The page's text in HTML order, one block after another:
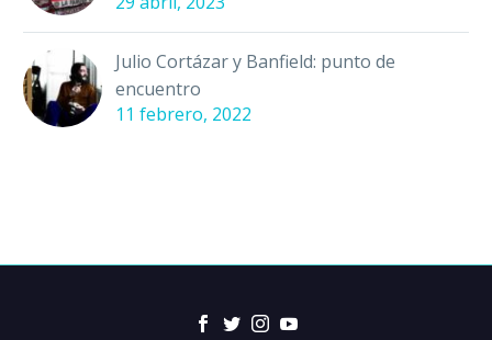
Julio Cortázar y Banfield: punto de
encuentro
11 febrero, 2022